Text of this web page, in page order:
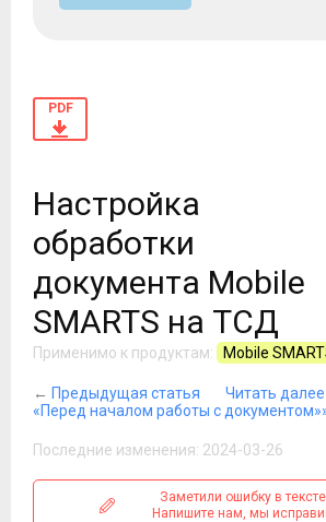
PDF
Настройка
обработки
документа Mobile
SMARTS на ТСД
Применимо к продуктам: Mobile
← Предыдущая статья
Читать
«Перед началом работы с
Последние изменения: 2024-03-26
Заметили ошибку в
Напишите нам, мы